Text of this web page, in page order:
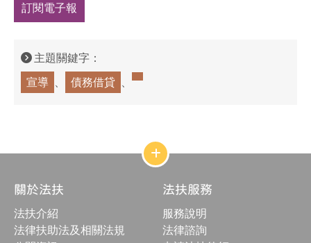
訂閱電子報
主題關鍵字：
宣導
債務借貸
網
站
結
構
合
按
鈕
關於法扶
法扶介紹
法律扶助法及相關法規
法扶服務
服務說明
法律諮詢